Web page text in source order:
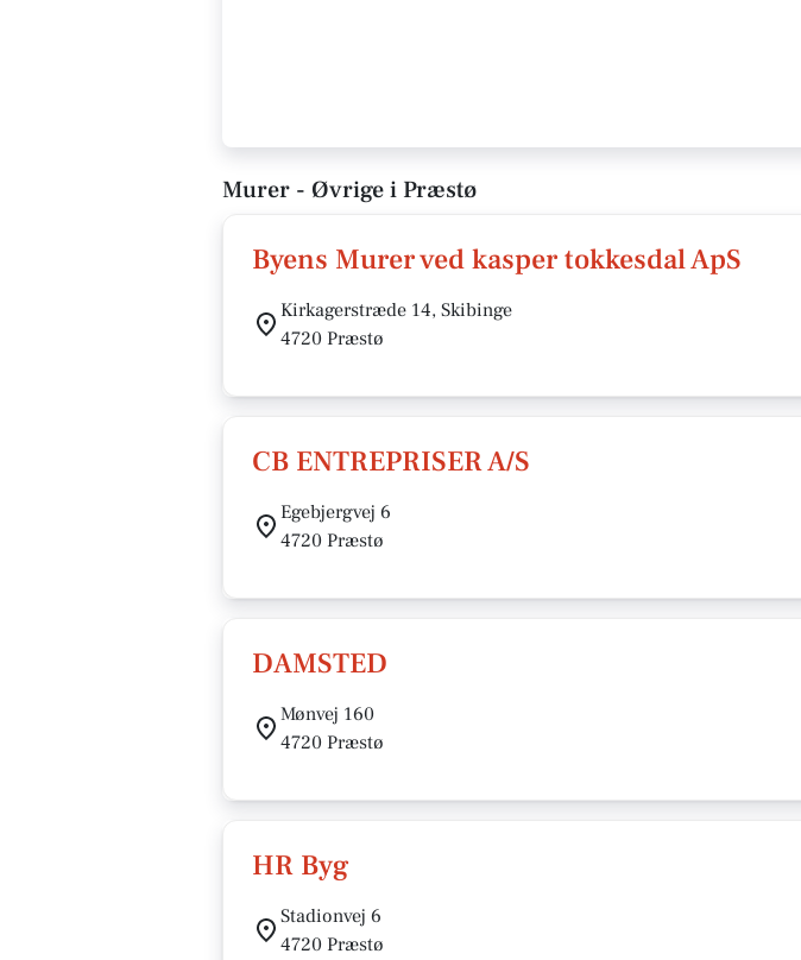
Murer - Øvrige i Præstø
Byens Murer ved kasper tokkesdal ApS
Kirkagerstræde 14, Skibinge
4720 Præstø
CB ENTREPRISER A/S
Egebjergvej 6
4720 Præstø
DAMSTED
Mønvej 160
4720 Præstø
HR Byg
Stadionvej 6
4720 Præstø